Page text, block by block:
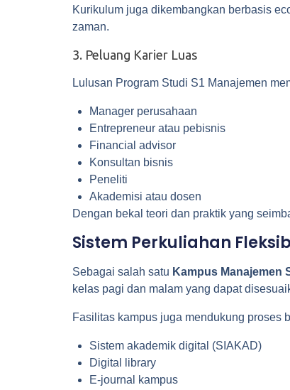
Kurikulum juga dikembangkan berbasis
zaman.
3. Peluang Karier Luas
Lulusan Program Studi S1 Manajemen
Manager perusahaan
Entrepreneur atau pebisnis
Financial advisor
Konsultan bisnis
Peneliti
Akademisi atau dosen
Dengan bekal teori dan praktik yang
Sistem Perkuliahan
Sebagai salah satu Kampus Manajemen
kelas pagi dan malam yang dapat
Fasilitas kampus juga mendukung proses
Sistem akademik digital (SIAKAD)
Digital library
E-journal kampus